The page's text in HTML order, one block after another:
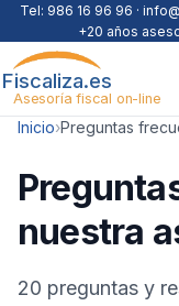
Saltar al contenido
Tel: 986 16 96 96 ·
+20 años
Fiscaliza.es
Asesoría fiscal on-line
Inicio›Preguntas
nuestra
20 preguntas y